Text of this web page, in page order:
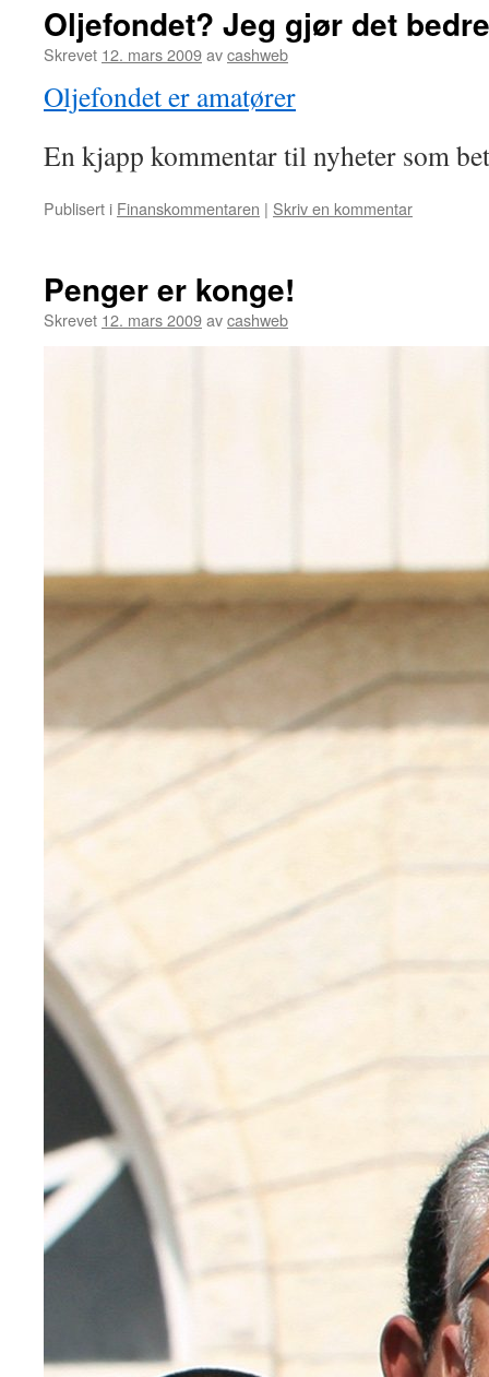
Oljefondet? Jeg gjør det
Skrevet 12. mars 2009avcashweb
Oljefondet er amatører
En kjapp kommentar til nyheter som
Publisert i Finanskommentaren | Skriv en kommentar
Penger er konge!
Skrevet 12. mars 2009avcashweb